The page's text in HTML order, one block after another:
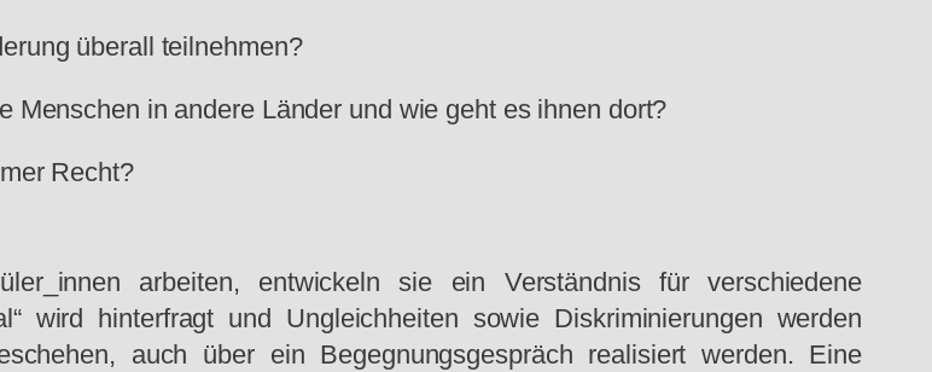
überall teilnehmen?
Menschen in andere Länder und wie geht es ihnen dort?
Recht?
arbeiten, entwickeln sie ein Verständnis für verschiedene
wird hinterfragt und Ungleichheiten sowie Diskriminierungen werden
auch über ein Begegnungsgespräch realisiert werden. Eine